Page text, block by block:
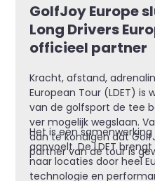
GolfJoy Europe
Long Drivers
officieel partner
Kracht, afstand,
European Tour (LDET) is
van de golfsport de tee
ver mogelijk wegslaan.
aan te kondigen dat
partner van de tour is
Het is een
aanvoelt. De LDET
naar locaties door heel
technologie en